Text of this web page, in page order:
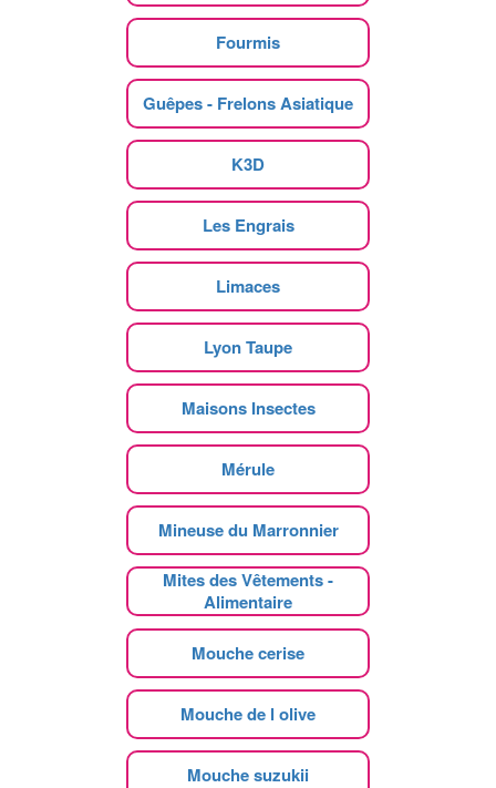
Fourmis
Guêpes - Frelons Asiatique
K3D
Les Engrais
Limaces
Lyon Taupe
Maisons Insectes
Mérule
Mineuse du Marronnier
Mites des Vêtements -
Alimentaire
Mouche cerise
Mouche de l olive
Mouche suzukii